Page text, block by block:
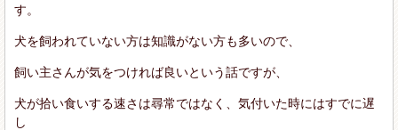
す。
犬を飼われていない方は知識がない方も多いので、
飼い主さんが気をつければ良いという話ですが、
犬が拾い食いする速さは尋常ではなく、気付いた時にはすでに遅
し